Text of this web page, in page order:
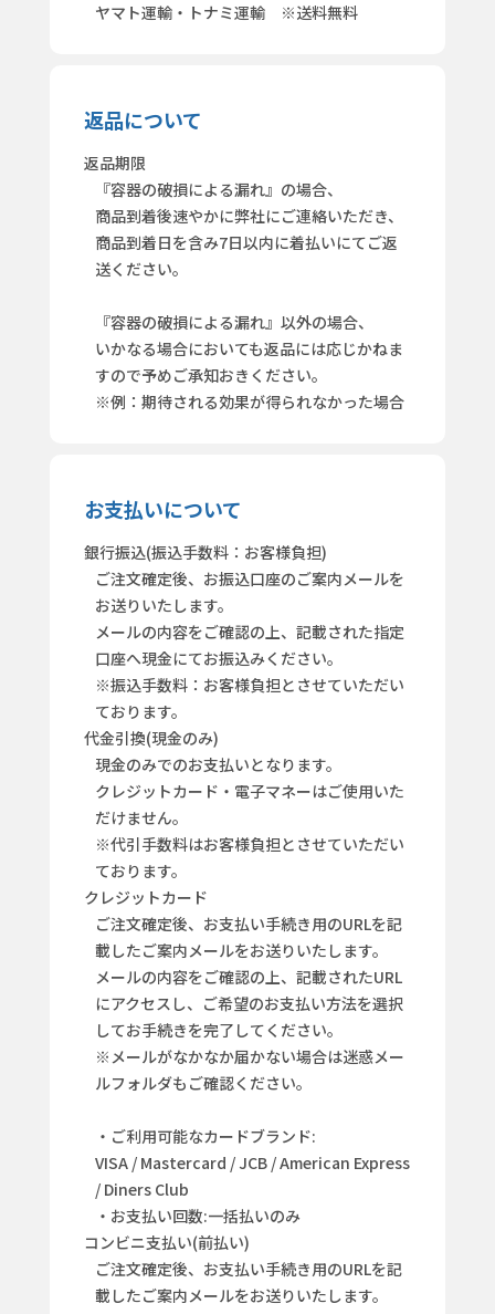
ヤマト運輸・トナミ運輸 ※送料無料
返品について
返品期限
『容器の破損による漏れ』の場合、
商品到着後速やかに弊社にご連絡いただき、
商品到着日を含み7日以内に着払いにてご返
送ください。
『容器の破損による漏れ』以外の場合、
いかなる場合においても返品には応じかねま
すので予めご承知おきください。
※例：期待される効果が得られなかった場合
お支払いについて
銀行振込(振込手数料：お客様負担)
ご注文確定後、お振込口座のご案内メールを
お送りいたします。
メールの内容をご確認の上、記載された指定
口座へ現金にてお振込みください。
※振込手数料：お客様負担とさせていただい
ております。
代金引換(現金のみ)
現金のみでのお支払いとなります。
クレジットカード・電子マネーはご使用いた
だけません。
※代引手数料はお客様負担とさせていただい
ております。
クレジットカード
ご注文確定後、お支払い手続き用のURLを記
載したご案内メールをお送りいたします。
メールの内容をご確認の上、記載されたURL
にアクセスし、ご希望のお支払い方法を選択
してお手続きを完了してください。
※メールがなかなか届かない場合は迷惑メー
ルフォルダもご確認ください。
・ご利用可能なカードブランド:
VISA / Mastercard / JCB / American Express
/ Diners Club
・お支払い回数:一括払いのみ
コンビニ支払い(前払い)
ご注文確定後、お支払い手続き用のURLを記
載したご案内メールをお送りいたします。